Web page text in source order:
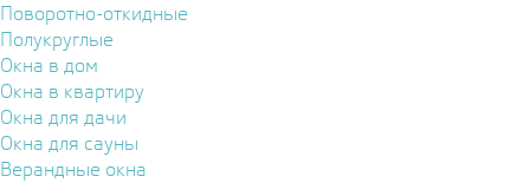
Поворотно-откидные
Полукруглые
Окна в дом
Окна в квартиру
Окна для дачи
Окна для сауны
Верандные окна